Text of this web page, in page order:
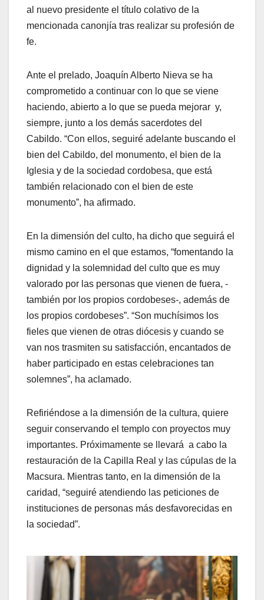
al nuevo presidente el título colativo de la
mencionada canonjía tras realizar su profesión de
fe.
Ante el prelado, Joaquín Alberto Nieva se ha
comprometido a continuar con lo que se viene
haciendo, abierto a lo que se pueda mejorar y,
siempre, junto a los demás sacerdotes del
Cabildo. “Con ellos, seguiré adelante buscando el
bien del Cabildo, del monumento, el bien de la
Iglesia y de la sociedad cordobesa, que está
también relacionado con el bien de este
monumento”, ha afirmado.
En la dimensión del culto, ha dicho que seguirá el
mismo camino en el que estamos, “fomentando la
dignidad y la solemnidad del culto que es muy
valorado por las personas que vienen de fuera, -
también por los propios cordobeses-, además de
los propios cordobeses”. “Son muchísimos los
fieles que vienen de otras diócesis y cuando se
van nos trasmiten su satisfacción, encantados de
haber participado en estas celebraciones tan
solemnes”, ha aclamado.
Refiriéndose a la dimensión de la cultura, quiere
seguir conservando el templo con proyectos muy
importantes. Próximamente se llevará a cabo la
restauración de la Capilla Real y las cúpulas de la
Macsura. Mientras tanto, en la dimensión de la
caridad, “seguiré atendiendo las peticiones de
instituciones de personas más desfavorecidas en
la sociedad”.